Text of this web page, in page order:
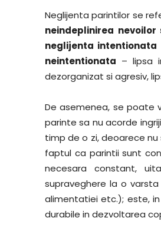
Neglijenta parintilor se
neindeplinirea
neglijenta intentionata
neintentionata – lipsa
dezorganizat si agresiv,
De asemenea, se poate
parinte sa nu acorde
timp de o zi, deoarece
faptul ca parintii sunt
necesara constant,
supraveghere la o
alimentatiei etc.); este,
durabile in dezvoltarea